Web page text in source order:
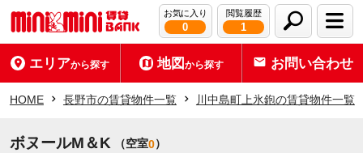
お気に入り
0
閲覧履歴
1
エリアから探す 地図から探す お問い合わせ
HOME 長野市の賃貸物件一覧 川中島町上氷鉋の賃貸物件一覧
ボヌールM＆K （空室0）